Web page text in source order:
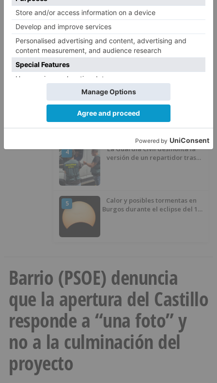
inicio de la senda peatonal y
ciclista
2
Asociaciones y Pedanías de la
Merindad de Montija de Burgos
farmacia de Villasante
3
Luz verde al Programa de
Envejecimiento Activo que
experimenta cada una mayor
demanda
4
La Guardia Civil desmonta la
versión de un repartidor tras
5
Calor y posibles tormentas en
Burgos durante el eclipse del 12
Barrio (PSOE) denuncia
que la apertura del Castillo
responde a “una foto” y
no a la culminación del
proyecto